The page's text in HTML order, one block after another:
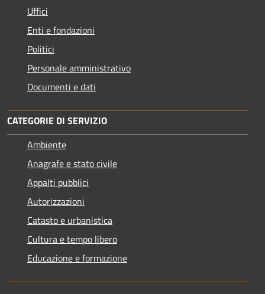
Uffici
Enti e fondazioni
Politici
Personale amministrativo
Documenti e dati
CATEGORIE DI SERVIZIO
Ambiente
Anagrafe e stato civile
Appalti pubblici
Autorizzazioni
Catasto e urbanistica
Cultura e tempo libero
Educazione e formazione